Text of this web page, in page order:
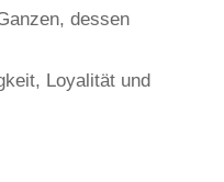
dessen
Loyalität und